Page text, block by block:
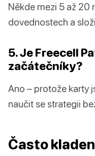
Někde mezi 5 až 20
dovednostech a
5. Je Freecell
začátečníky?
Ano – protože karty
naučit se strategii
Často